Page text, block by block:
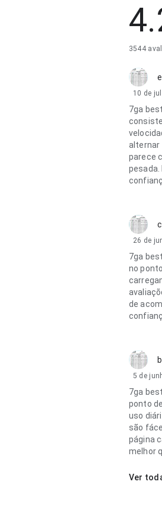
3544
10 de
7ga
alternar
parece
pesada.
26 de
7ga
no
de
5 de
7ga
ponto
uso
são
página
melhor
Ver